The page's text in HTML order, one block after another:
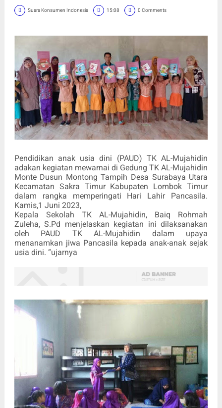
Suara Konsumen Indonesia 15:08 0 Comments
Pendidikan anak usia dini (PAUD) TK AL-Mujahidin
adakan kegiatan mewarnai di Gedung TK AL-Mujahidin
Monte Dusun Montong Tampih Desa Surabaya Utara
Kecamatan Sakra Timur Kabupaten Lombok Timur
dalam rangka memperingati Hari Lahir Pancasila.
Kamis,1 Juni 2023,
Kepala Sekolah TK AL-Mujahidin, Baiq Rohmah
Zuleha, S.Pd menjelaskan kegiatan ini dilaksanakan
oleh PAUD TK AL-Mujahidin dalam upaya
menanamkan jiwa Pancasila kepada anak-anak sejak
usia dini. “ujarnya